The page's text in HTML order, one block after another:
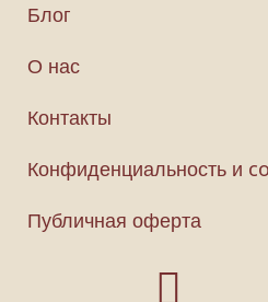
Блог
О нас
Контакты
Конфиденциальность и
Публичная оферта